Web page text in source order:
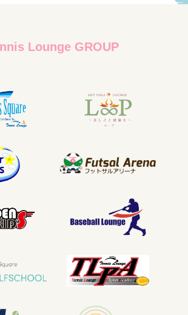
Lounge GROUP